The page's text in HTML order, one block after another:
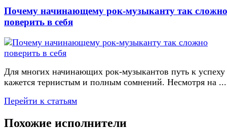
Почему начинающему рок-музыканту так сложно
поверить в себя
Для многих начинающих рок-музыкантов путь к успеху
кажется тернистым и полным сомнений. Несмотря на ...
Перейти к статьям
Похожие исполнители